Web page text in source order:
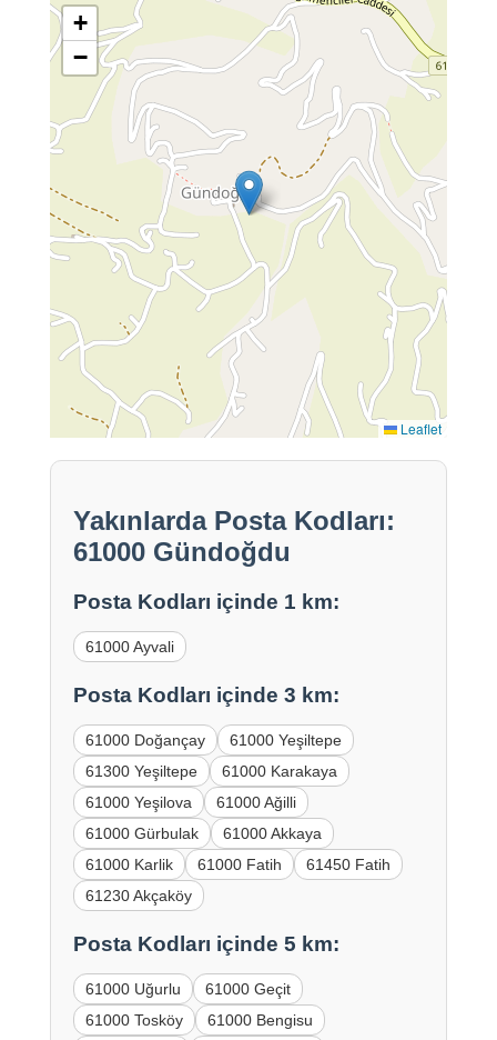
+
−
Leaflet
Yakınlarda Posta Kodları:
61000 Gündoğdu
Posta Kodları içinde 1 km:
61000 Ayvali
Posta Kodları içinde 3 km:
61000 Doğançay
61000 Yeşiltepe
61300 Yeşiltepe
61000 Karakaya
61000 Yeşilova
61000 Ağilli
61000 Gürbulak
61000 Akkaya
61000 Karlik
61000 Fatih
61450 Fatih
61230 Akçaköy
Posta Kodları içinde 5 km:
61000 Uğurlu
61000 Geçit
61000 Tosköy
61000 Bengisu